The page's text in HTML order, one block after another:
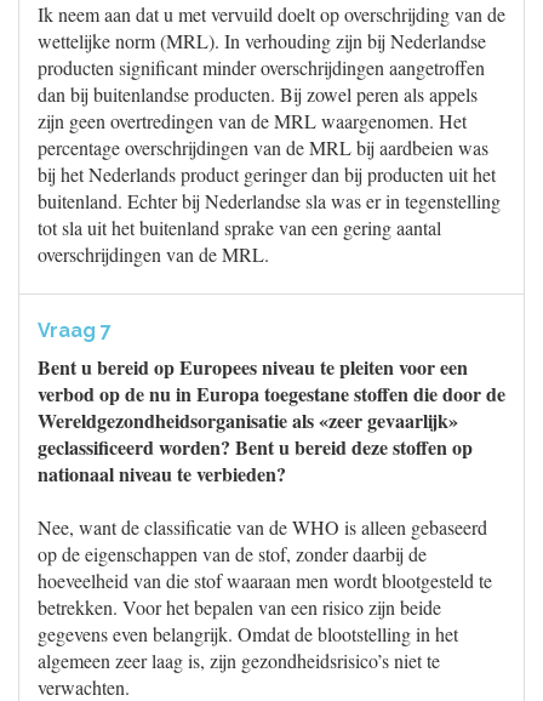
Ik neem aan dat u met vervuild doelt op overschrijding van de
wettelijke norm (MRL). In verhouding zijn bij Nederlandse
producten significant minder overschrijdingen aangetroffen
dan bij buitenlandse producten. Bij zowel peren als appels
zijn geen overtredingen van de MRL waargenomen. Het
percentage overschrijdingen van de MRL bij aardbeien was
bij het Nederlands product geringer dan bij producten uit het
buitenland. Echter bij Nederlandse sla was er in tegenstelling
tot sla uit het buitenland sprake van een gering aantal
overschrijdingen van de MRL.
Vraag 7
Bent u bereid op Europees niveau te pleiten voor een
verbod op de nu in Europa toegestane stoffen die door de
Wereldgezondheidsorganisatie als «zeer gevaarlijk»
geclassificeerd worden? Bent u bereid deze stoffen op
nationaal niveau te verbieden?
Nee, want de classificatie van de WHO is alleen gebaseerd
op de eigenschappen van de stof, zonder daarbij de
hoeveelheid van die stof waaraan men wordt blootgesteld te
betrekken. Voor het bepalen van een risico zijn beide
gegevens even belangrijk. Omdat de blootstelling in het
algemeen zeer laag is, zijn gezondheidsrisico’s niet te
verwachten.